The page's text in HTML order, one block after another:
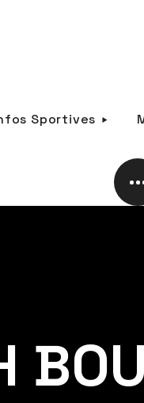
Sportives